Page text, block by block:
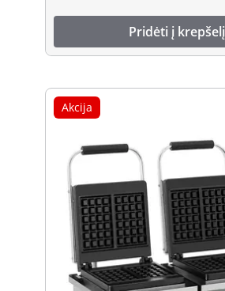
Pridėti į krepšelį
Akcija